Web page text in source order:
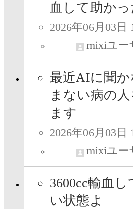
血して助かっ
2026年06月03日
mixiユー
最近AIに聞
まない病の
ます
2026年06月03日
mixiユー
3600cc輸血
い状態よ